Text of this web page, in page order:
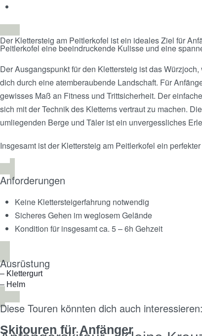
Der Klettersteig am Peitlerkofel ist ein ideales Ziel für
Peitlerkofel eine beeindruckende Kulisse und eine
Der Ausgangspunkt für den Klettersteig ist das
dich durch eine atemberaubende Landschaft. Für
gewisses Maß an Fitness und Trittsicherheit. Der
sich mit der Technik des Kletterns vertraut zu machen.
umliegenden Berge und Täler ist ein unvergessliches
Insgesamt ist der Klettersteig am Peitlerkofel ein
Anforderungen
Keine Klettersteigerfahrung notwendig
Sicheres Gehen im weglosem Gelände
Kondition für insgesamt ca. 5 – 6h Gehzeit
Ausrüstung
– Klettergurt
– Helm
Diese Touren könnten dich auch interessieren:
Skitouren für Anfänger